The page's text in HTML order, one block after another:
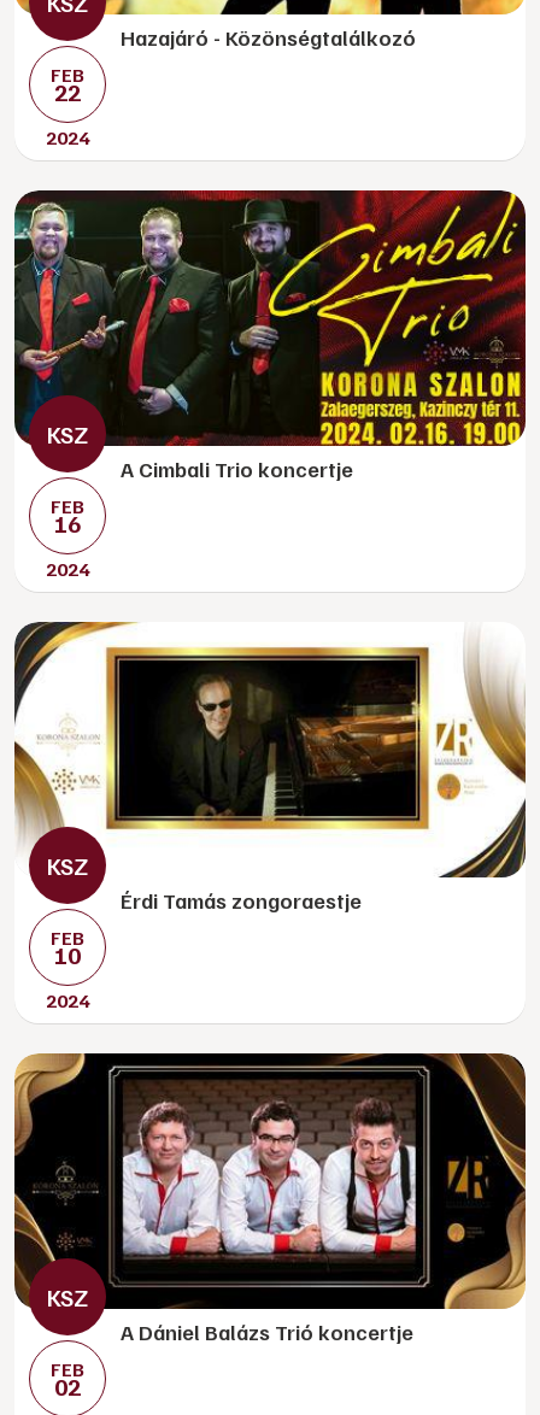
FEB
22
2024
Hazajáró - Közönségtalálkozó
FEB
16
2024
A Cimbali Trio koncertje
FEB
10
2024
Érdi Tamás zongoraestje
FEB
02
A Dániel Balázs Trió koncertje